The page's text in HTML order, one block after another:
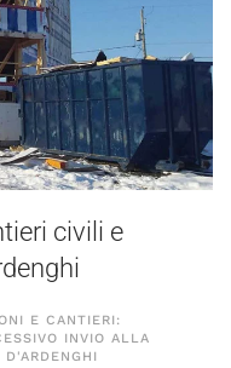
civili e
E CANTIERI:
INVIO ALLA